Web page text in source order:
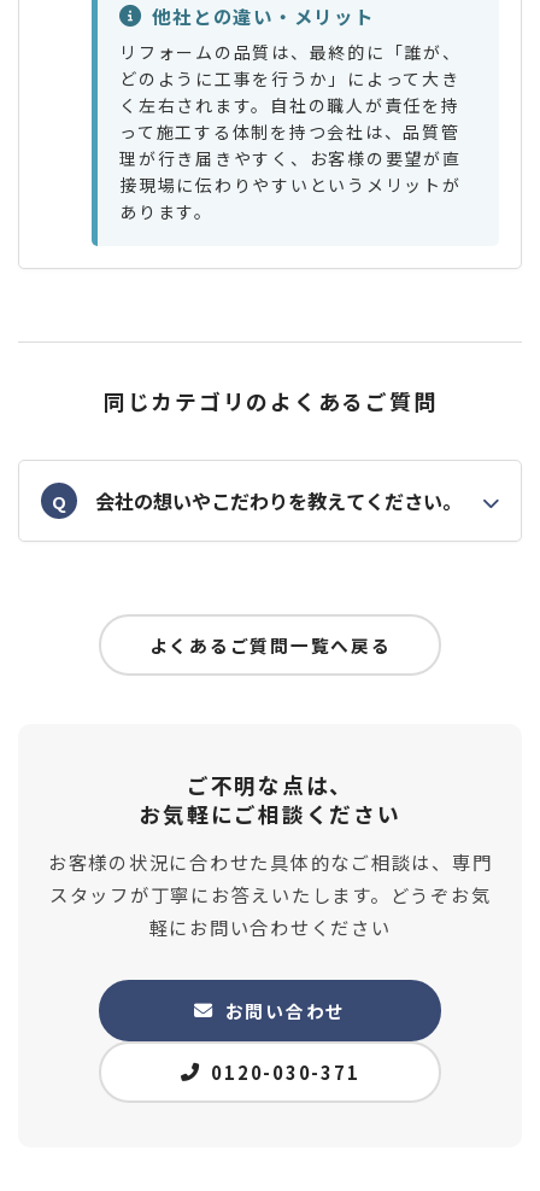
他社との違い・メリット
リフォームの品質は、最終的に「誰が、
どのように工事を行うか」によって大き
く左右されます。自社の職人が責任を持
って施工する体制を持つ会社は、品質管
理が行き届きやすく、お客様の要望が直
接現場に伝わりやすいというメリットが
あります。
同じカテゴリのよくあるご質問
Q 会社の想いやこだわりを教えてください。
よくあるご質問一覧へ戻る
ご不明な点は、
お気軽にご相談ください
お客様の状況に合わせた具体的なご相談は、専門
スタッフが丁寧にお答えいたします。どうぞお気
軽にお問い合わせください
お問い合わせ
0120-030-371